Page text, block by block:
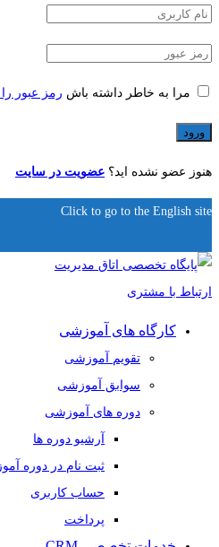
مرا به خاطر داشته باش رمز عبور
هنوز عضو نشده اید؟ عضویت در سایت
Click to go to the English site
کارگاه های آموزشی
تقویم آموزشی
سوابق آموزشی
دوره های آموزشی
آرشیو دوره ها
ثبت نام در دوره
حساب کاربری
پرداخت